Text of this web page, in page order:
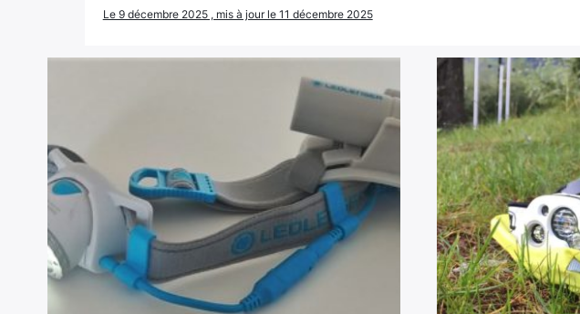
Le 9 décembre 2025 , mis à jour le 11 décembre 2025